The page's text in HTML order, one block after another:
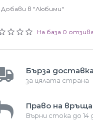
На база 0
Добави в "Любими"
Бърза доставка
за цялата страна
Право на
Върни стока до 14